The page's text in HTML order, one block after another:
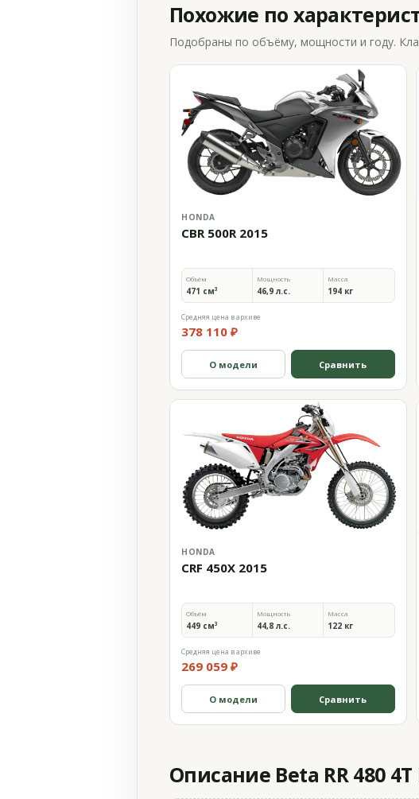
Похожие по
Подобраны по объёму, мощности и году.
HONDA
CBR 500R 2015
Объём
471 см³
Мощность
46,9 л.с.
Масса
194 кг
Средняя цена в архиве
378 110 ₽
О модели Сравнить
HONDA
CRF 450X 2015
Объём
449 см³
Мощность
44,8 л.с.
Масса
122 кг
Средняя цена в архиве
269 059 ₽
О модели Сравнить
Описание Beta RR 480